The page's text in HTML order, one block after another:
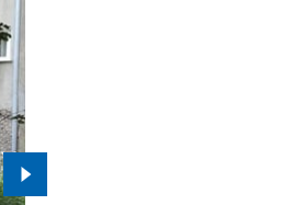
Przejdź do kolejnego zdjęcia.